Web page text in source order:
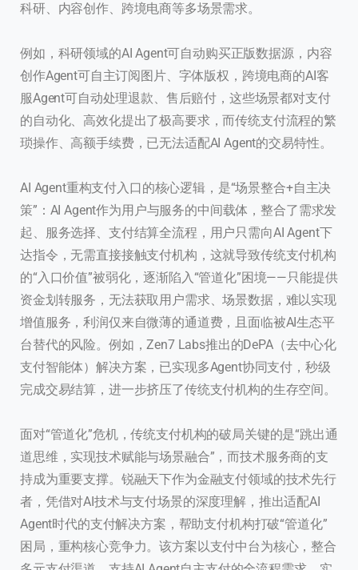
科研、内容创作、跨境电商等多场景需求。
例如，科研领域的AI Agent可自动购买正版数据源，内容
创作Agent可自主订阅图片、字体版权，跨境电商的AI客
服Agent可自动处理退款、售后赔付，这些场景都对支付
的自动化、高效化提出了极高要求，而传统支付流程的繁
琐操作、高额手续费，已无法适配AI Agent的交易特性。
AI Agent重构支付入口的核心逻辑，是“场景整合+自主决
策”：AI Agent作为用户与服务的中间载体，整合了需求发
起、服务选择、支付结算全流程，用户只需向AI Agent下
达指令，无需直接接触支付机构，这就导致传统支付机构
的“入口价值”被弱化，逐渐陷入“管道化”困境——只能提供
资金划转服务，无法获取用户需求、场景数据，难以实现
增值服务，利润仅来自微薄的通道费，且面临被AI生态平
台替代的风险。例如，Zen7 Labs推出的DePA（去中心化
支付智能体）解决方案，已实现多Agent协同支付，秒级
完成交易结算，进一步挤压了传统支付机构的生存空间。
面对“管道化”危机，传统支付机构的破局关键的是“跳出通
道思维，实现技术赋能与场景融合”，而技术服务商的支
持成为重要支撑。锐融天下作为金融支付领域的技术先行
者，凭借对AI技术与支付场景的深度理解，推出适配AI
Agent时代的支付解决方案，帮助支付机构打破“管道化”
困局，重构核心竞争力。该方案以支付中台为核心，整合